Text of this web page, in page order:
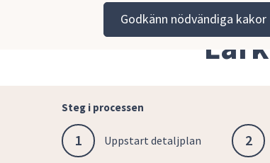
Godkänn nödvändiga kakor
Vara kommun Bygga, miljö och
Steg i processen
1 Uppstart detaljplan 2